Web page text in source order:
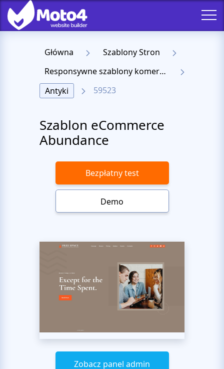
Główna
Szablony Stron
Responsywne szablony komercyjne
Antyki
59523
Szablon eCommerce
Abundance
Bezpłatny test
Demo
Zobacz panel admin